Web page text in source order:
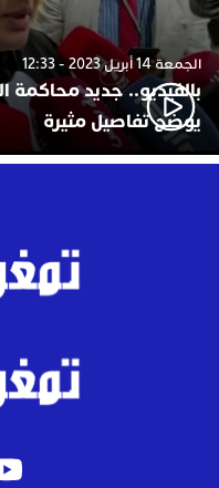
الجمعة 14 أبريل 2023 - 12:33
بالفيديو.. جديد محاكمة
يوضح تفاصيل مثيرة